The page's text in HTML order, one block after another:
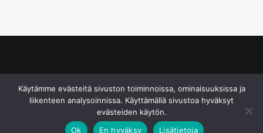
Käytämme evästeitä sivuston toiminnoissa, ominaisuuksissa ja
liikenteen analysoinnissa. Käyttämällä sivustoa hyväksyt
evästeiden käytön.
Ok
En hyväksy Lisätietoja